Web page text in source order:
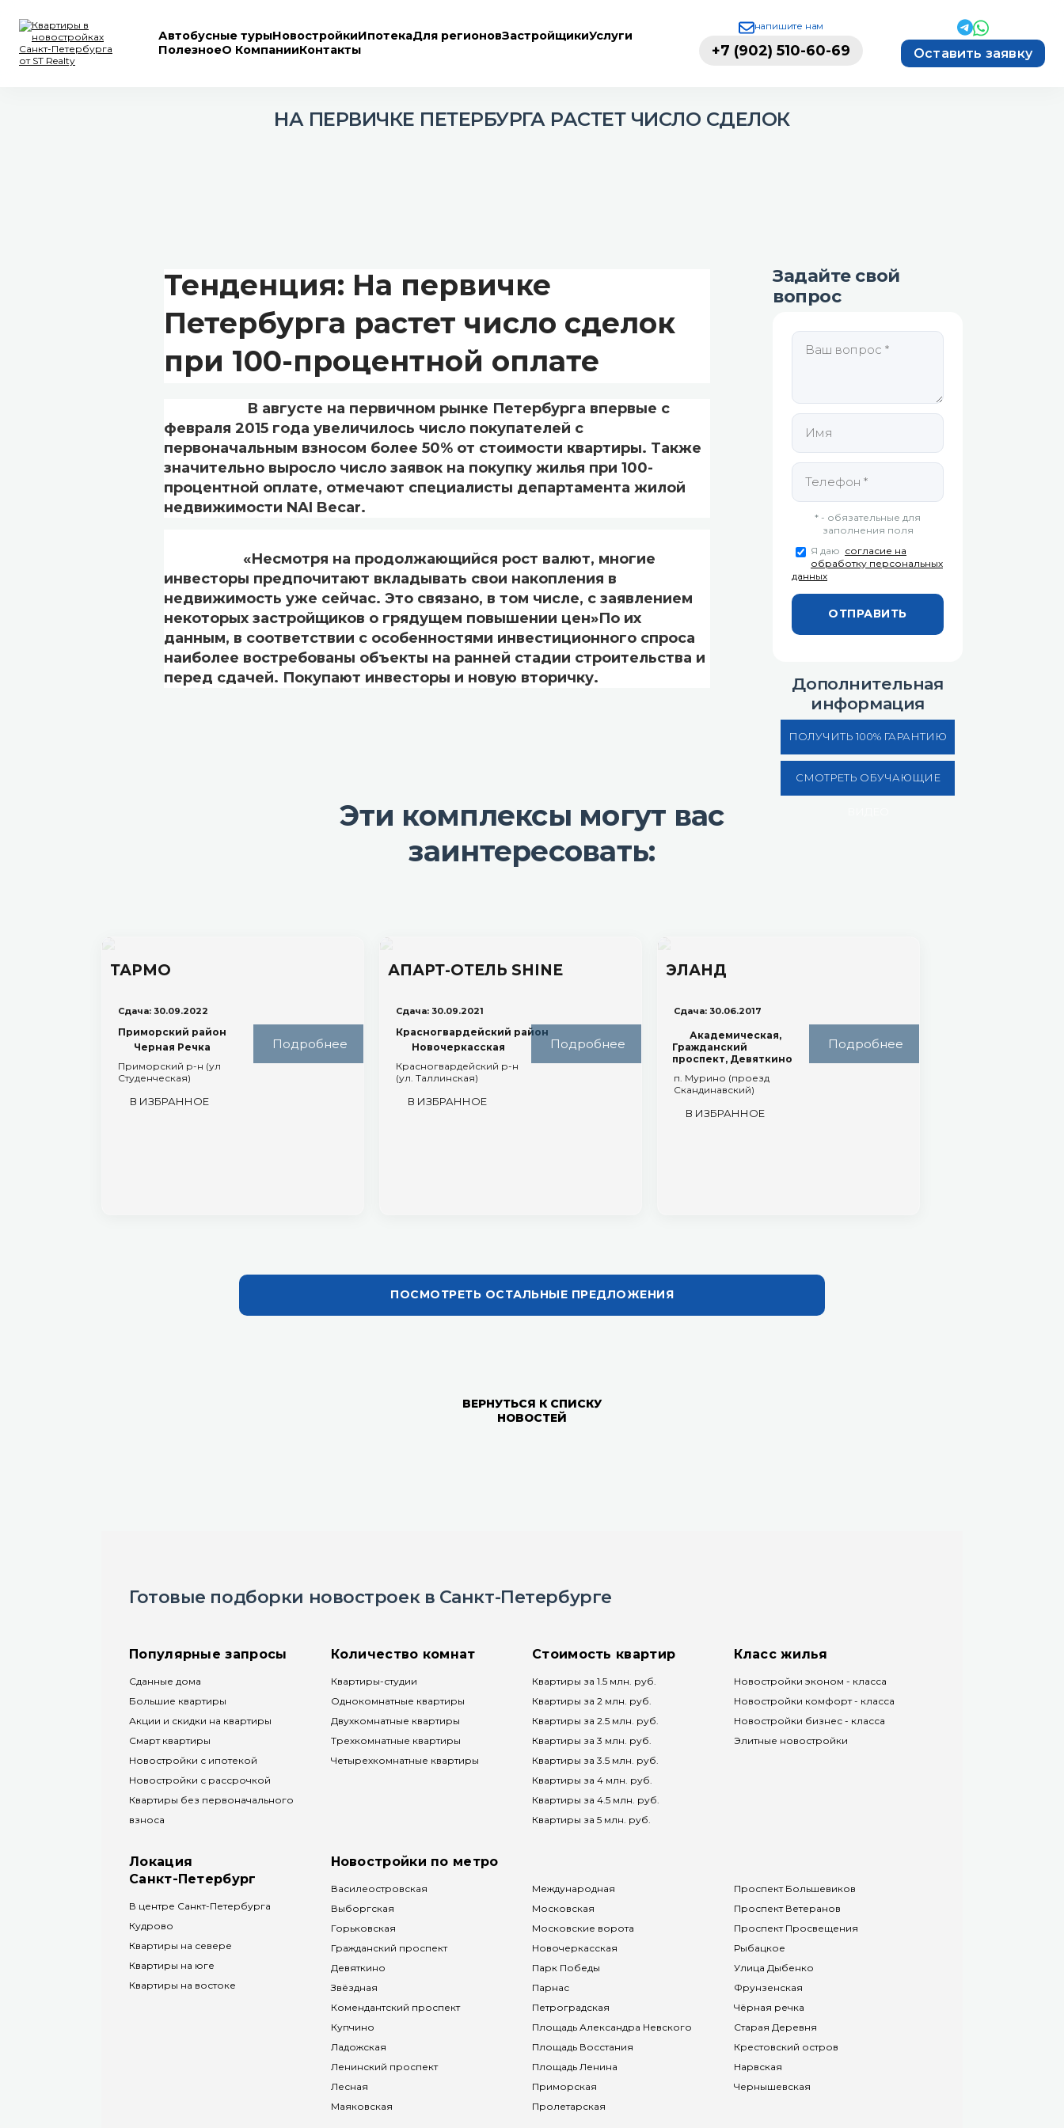
Автобусные турыНовостройкиИпотекаДля регионовЗастройщикиУслуги
ПолезноеО КомпанииКонтакты
напишите нам
+7 (902) 510-60-69 Оставить заявку
НА ПЕРВИЧКЕ ПЕТЕРБУРГА РАСТЕТ ЧИСЛО СДЕЛОК
Петербурга растет
число сделок
Алексей Назаров
Тенденция: На первичке
Петербурга растет число сделок
при 100-процентной оплате
В августе на первичном рынке Петербурга впервые с
февраля 2015 года увеличилось число покупателей с
первоначальным взносом более 50% от стоимости квартиры. Также
значительно выросло число заявок на покупку жилья при 100-
процентной оплате, отмечают специалисты департамента жилой
недвижимости NAI Becar.
«Несмотря на продолжающийся рост валют, многие
инвесторы предпочитают вкладывать свои накопления в
недвижимость уже сейчас. Это связано, в том числе, с заявлением
некоторых застройщиков о грядущем повышении цен»По их
данным, в соответствии с особенностями инвестиционного спроса
наиболее востребованы объекты на ранней стадии строительства и
перед сдачей. Покупают инвесторы и новую вторичку.
Задайте свой
вопрос
* - обязательные для
заполнения поля
Я даю согласие на
обработку персональных
данных
Дополнительная
информация
ПОЛУЧИТЬ 100% ГАРАНТИЮ
СМОТРЕТЬ ОБУЧАЮЩИЕ
Эти комплексы могут вас
заинтересовать:
ТАРМО
Сдача: 30.09.2022
Приморский район
Черная Речка
Приморский р-н (ул
Студенческая)
В ИЗБРАННОЕ
Подробнее
АПАРТ-ОТЕЛЬ SHINE
Сдача: 30.09.2021
Красногвардейский район
Новочеркасская
Красногвардейский р-н
(ул. Таллинская)
В ИЗБРАННОЕ
Подробнее
ЭЛАНД
Сдача: 30.06.2017
Академическая,
Гражданский
проспект, Девяткино
п. Мурино (проезд
Скандинавский)
В ИЗБРАННОЕ
Подробнее
ВЕРНУТЬСЯ К СПИСКУ
НОВОСТЕЙ
Готовые подборки новостроек в Санкт-Петербурге
Популярные запросы
Сданные дома
Большие квартиры
Акции и скидки на квартиры
Смарт квартиры
Новостройки с ипотекой
Новостройки с рассрочкой
Квартиры без первоначального
взноса
Количество комнат
Квартиры-студии
Однокомнатные квартиры
Двухкомнатные квартиры
Трехкомнатные квартиры
Четырехкомнатные квартиры
Стоимость квартир
Квартиры за 1.5 млн. руб.
Квартиры за 2 млн. руб.
Квартиры за 2.5 млн. руб.
Квартиры за 3 млн. руб.
Квартиры за 3.5 млн. руб.
Квартиры за 4 млн. руб.
Квартиры за 4.5 млн. руб.
Квартиры за 5 млн. руб.
Класс жилья
Новостройки эконом - класса
Новостройки комфорт - класса
Новостройки бизнес - класса
Элитные новостройки
Локация
Санкт-Петербург
В центре Санкт-Петербурга
Кудрово
Квартиры на севере
Квартиры на юге
Квартиры на востоке
Новостройки по метро
Василеостровская
Выборгская
Горьковская
Гражданский проспект
Девяткино
Звёздная
Комендантский проспект
Купчино
Ладожская
Ленинский проспект
Лесная
Маяковская
Международная
Московская
Московские ворота
Новочеркасская
Парк Победы
Парнас
Петроградская
Площадь Александра Невского
Площадь Восстания
Площадь Ленина
Приморская
Пролетарская
Проспект Большевиков
Проспект Ветеранов
Проспект Просвещения
Рыбацкое
Улица Дыбенко
Фрунзенская
Чёрная речка
Старая Деревня
Крестовский остров
Нарвская
Чернышевская